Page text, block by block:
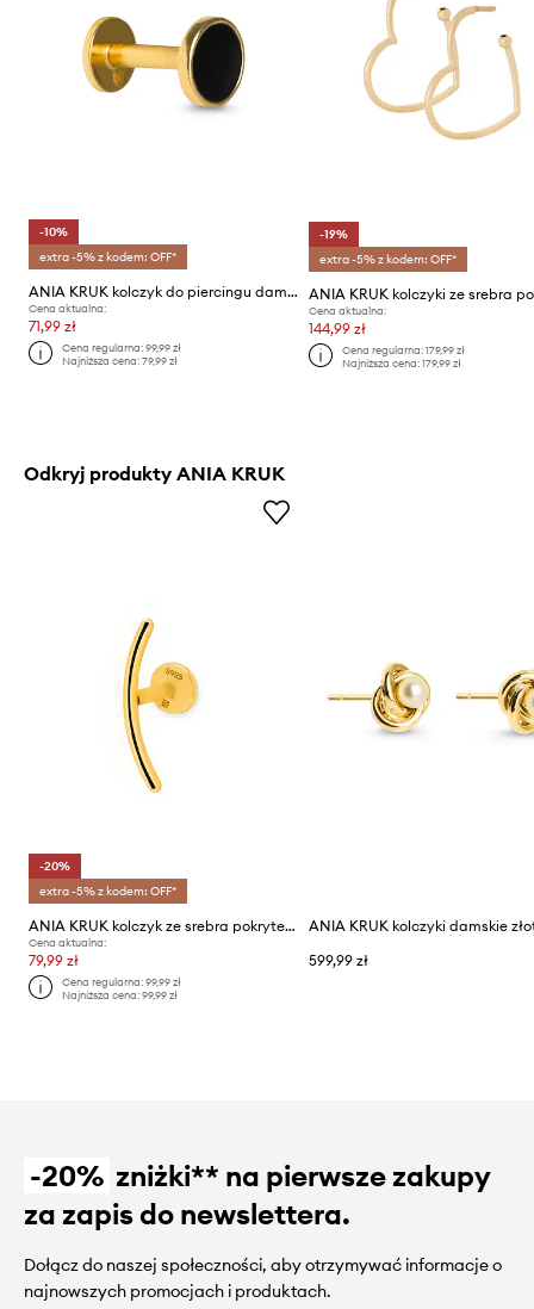
-10%
extra -5% z kodem: OFF*
ANIA KRUK kolczyk do piercingu damski srebrny pozłacany z emalią SUGAR
Cena aktualna:
71,99 zł
Cena regularna:99,99 zł
Najniższa cena:79,99 zł
-19%
extra -5% z kodem: OFF*
Cena aktualna:
144,99 zł
Cena regularna: 179,99 zł
Najniższa cena: 179,99 zł
Odkryj produkty ANIA KRUK
-20%
extra -5% z kodem: OFF*
ANIA KRUK kolczyk ze srebra pokrytego złotem
Cena aktualna:
79,99 zł
Cena regularna:99,99 zł
Najniższa cena:99,99 zł
599,99 zł
-20% zniżki** na pierwsze zakupy
za zapis do newslettera.
Dołącz do naszej społeczności, aby otrzymywać informacje o
najnowszych promocjach i produktach.